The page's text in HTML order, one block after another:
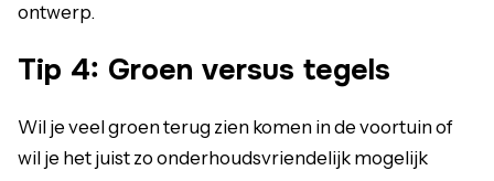
ontwerp.
Tip 4: Groen versus tegels
Wil je veel groen terug zien komen in de voortuin of
wil je het juist zo onderhoudsvriendelijk mogelijk